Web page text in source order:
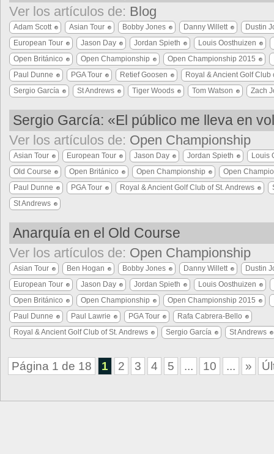
Ver los artículos de: Blog
Adam Scott Asian Tour Bobby Jones Danny Willett
Dustin
European Tour
Jason Day Jordan Spieth
Louis Oosthuizen
Open Británico
Open Championship Open Championship 2015
Paul Dunne
PGA Tour Retief Goosen
Royal & Ancient Golf Club
Sergio García
St Andrews Tiger Woods Tom Watson Zach
Sergio García: «El público me lleva en
Ver los artículos de: Open Championship
Asian Tour European Tour Jason Day Jordan Spieth
Louis
Old Course
Open Británico Open Championship
Open
Paul Dunne
PGA Tour Royal & Ancient Golf Club of St. Andrews
St Andrews
Anarquía en el Old Course
Ver los artículos de: Open Championship
Asian Tour Ben Hogan Bobby Jones Danny Willett
Dustin
European Tour
Jason Day Jordan Spieth
Louis Oosthuizen
Open Británico
Open Championship Open Championship 2015
Paul Dunne
Paul Lawrie PGA Tour
Rafa Cabrera-Bello
Royal & Ancient Golf Club of St. Andrews
Sergio García St Andrews
Página 1 de 18 1 2 3 4 5 ... 10 ... »